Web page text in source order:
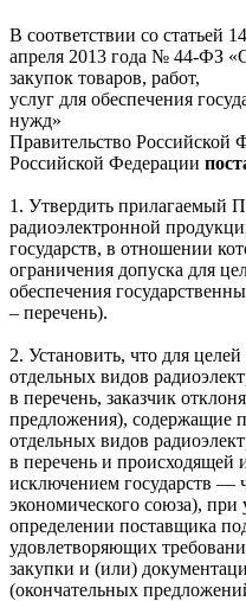
В соответствии со статьей
апреля 2013 года № 44-ФЗ
закупок товаров, работ,
‎услуг для обеспечения
нужд»
‎Правительство Российской
Российской Федерации
1. Утвердить прилагаемый
радиоэлектронной
государств, в отношении
ограничения допуска для
обеспечения
– перечень).
2. Установить, что для
отдельных видов
в перечень, заказчик
предложения), содержащие
отдельных видов
в перечень и происходящей
исключением государств —
экономического союза), при
определении поставщика
удовлетворяющих
закупки и (или)
(окончательных